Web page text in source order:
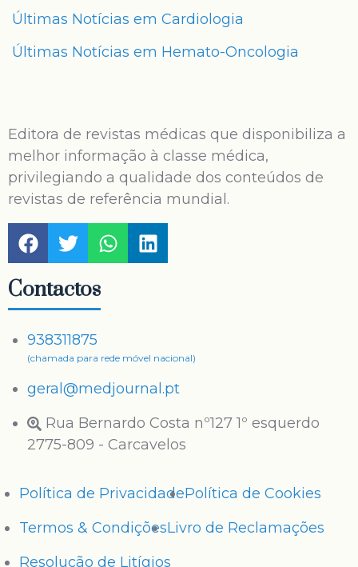
Últimas Notícias em Cardiologia
Últimas Notícias em Hemato-Oncologia
Editora de revistas médicas que disponibiliza a
melhor informação à classe médica,
privilegiando a qualidade dos conteúdos de
revistas de referência mundial.
Contactos
938311875
(chamada para rede móvel nacional)
geral@medjournal.pt
Rua Bernardo Costa nº127 1º esquerdo
2775-809 - Carcavelos
Política de PrivacidadePolítica de Cookies
Termos & CondiçõesLivro de Reclamações
Resolução de Litígios